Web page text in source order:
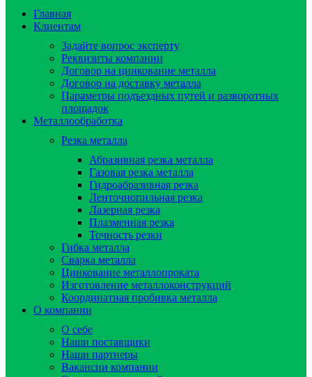
Главная
Клиентам
Задайте вопрос эксперту
Реквизиты компании
Договор на цинкование металла
Договор на доставку металла
Параметры подъездных путей и разворотных
площадок
Металлообработка
Резка металла
Абразивная резка металла
Газовая резка металла
Гидроaбразивная резка
Ленточнопильная резка
Лазерная резка
Плазменная резка
Точность резки
Гибка металла
Сварка металла
Цинкование металлопроката
Изготовление металлоконструкций
Координатная пробивка металла
О компании
О себе
Наши поставщики
Наши партнеры
Вакансии компании